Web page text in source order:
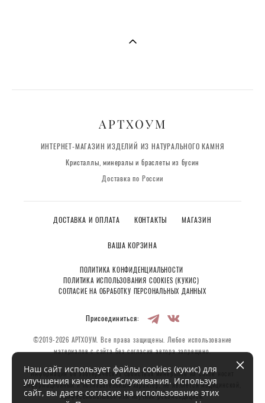
АРТХОУМ
ИНТЕРНЕТ-МАГАЗИН ИЗДЕЛИЙ ИЗ НАТУРАЛЬНОГО КАМНЯ
Кристаллы, минералы и браслеты из бусин
Доставка по России
ДОСТАВКА И ОПЛАТА КОНТАКТЫ МАГАЗИН
ВАША КОРЗИНА
ПОЛИТИКА КОНФИДЕНЦИАЛЬНОСТИ
ПОЛИТИКА ИСПОЛЬЗОВАНИЯ COOKIES (КУКИС)
СОГЛАСИЕ НА ОБРАБОТКУ ПЕРСОНАЛЬНЫХ ДАННЫХ
Присоединиться:
©2019-2026 АРТХОУМ. Все права защищены. Любое использование
материалов с сайта без согласия автора запрещено.
Информация об эзотерических свойствах минералов на сайте носит
информационный и познавательный характер, не является медицинской,
профессиональной или научной рекомендацией.
Наш сайт использует файлы cookies (кукис) для
улучшения качества обслуживания. Используя
сайт, вы даете согласие на использование этих